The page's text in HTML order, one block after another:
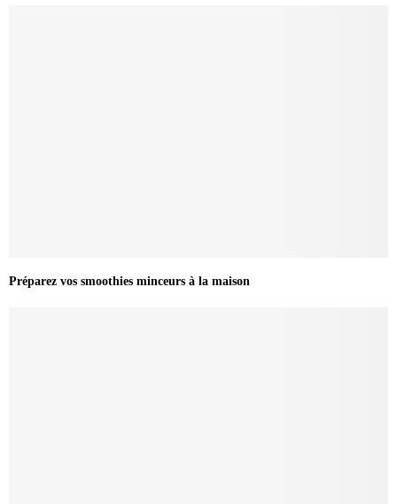
Préparez vos smoothies minceurs à la maison